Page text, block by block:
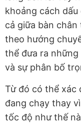
khoảng cách
cả giữa bàn
theo hướng
thể đưa ra
và sự phân bố
Từ đó có thể xác
đang chạy thay
tốc độ như thế